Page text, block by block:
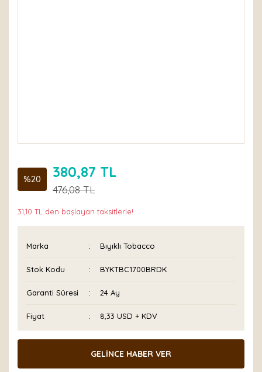
%20 380,87 TL
476,08 TL
31,10 TL den başlayan taksitlerle!
Marka Bıyıklı Tobacco
Stok Kodu BYKTBC1700BRDK
Garanti Süresi 24 Ay
Fiyat 8,33 USD + KDV
GELİNCE HABER VER